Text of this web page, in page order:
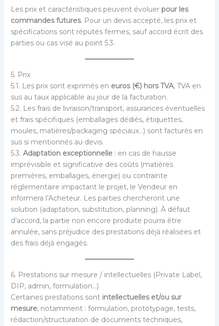
Les prix et caractéristiques peuvent évoluer pour les
commandes futures. Pour un devis accepté, les prix et
spécifications sont réputés fermes, sauf accord écrit des
parties ou cas visé au point 5.3.
5. Prix
5.1. Les prix sont exprimés en euros (€) hors TVA, TVA en
sus au taux applicable au jour de la facturation.
5.2. Les frais de livraison/transport, assurances éventuelles
et frais spécifiques (emballages dédiés, étiquettes,
moules, matières/packaging spéciaux…) sont facturés en
sus si mentionnés au devis.
5.3. Adaptation exceptionnelle: en cas de hausse
imprévisible et significative des coûts (matières
premières, emballages, énergie) ou contrainte
réglementaire impactant le projet, le Vendeur en
informera l’Acheteur. Les parties chercheront une
solution (adaptation, substitution, planning). À défaut
d’accord, la partie non encore produite pourra être
annulée, sans préjudice des prestations déjà réalisées et
des frais déjà engagés.
6. Prestations sur mesure / intellectuelles (Private Label,
DIP, admin, formulation…)
Certaines prestations sont intellectuelles et/ou sur
mesure, notamment : formulation, prototypage, tests,
rédaction/structuration de documents techniques,